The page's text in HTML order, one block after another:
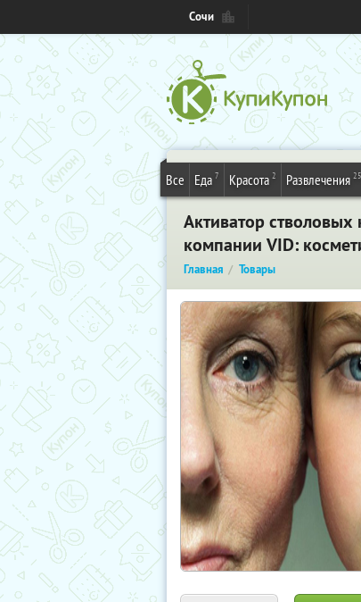
Сочи
Все Еда 7 Красота 2 Развлечения 25
Активатор
компании VID:
Главная Товары